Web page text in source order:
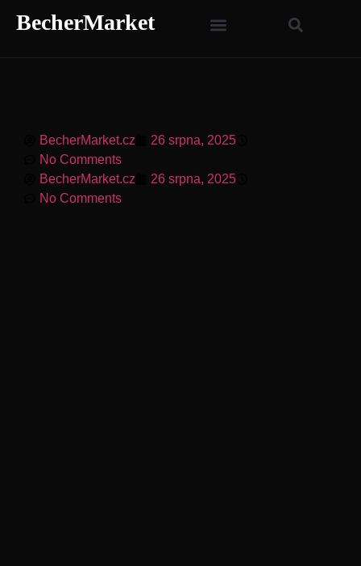
BecherMarket
BecherMarket.cz 26 srpna, 2025
No Comments
BecherMarket.cz
26 srpna, 2025
No Comments